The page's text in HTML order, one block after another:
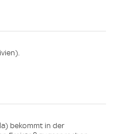
bekommt in der